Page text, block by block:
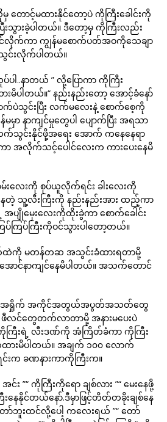
ောင့်မထားနိုင်တော့ပဲ ကိုကြီးခေါင်းကို
သွားခဲ့ပါတယ်။ ဒီတော့မှ ကိုကြီးလည်း
င်လိုက်ကာ ကျွန်မစောက်ပတ်အဝကိုသေချာ
စသွင်းလိုက်ပါတယ်။
ပါ..နာတယ် ” လို့ပြောကာ ကိုကြီး
မိပါတယ်။“ နည်းနည်းတော့ အောင့်ခံနော်
ပဲသွင်းပြီး လက်မလေးနဲ့ စောက်စေ့ကို
ာ နာကျင်မှုတွေပါ ပျောက်ပြီး အရသာ
သွင်းနိုင်ဖို့အရေး အောက် ကနေနေရာ
ာ အလိုက်သင့်ပေါင်လေးက ကားပေးနေမိ
လေးကို စုပ်ယူလိုက်ရင်း ခါးလေးကို
တဲ့ သူ့လီးကြီးကို နည်းနည်းအား ထည့်ကာ
ျိုမှေးလေးကိုထိုးခွဲကာ စောက်ခေါင်း
ကြပ်ကြီးကိုဝင်သွားပါတော့တယ်။
ထဲကို မတန်တဆ အသွင်းခံထားရတာမို့
င်နာကျင်နေမိပါတယ်။ အသက်တောင်
မ်းအရှိုက် အကိုင်အတွယ်အပွတ်အသတ်တွေ
ဖီလင်တွေတက်လာတာမို့ အနားမပေးပဲ
ြီးရဲ့ လီးဒဏ်ကို အံကြိတ်ခံကာ ကိုကြီး
ားမိပါတယ်။ အချက် ၁၀၀ လောက်
းက ခဏနားကာကိုကြီးက။
င်း ”“ ကိုကြီးကိုရော ချစ်လား ”“ မေးနေဖို့
နိုင်တယ်နော်.ဒီမှာဖြင့်တိတ်တခိုးချစ်နေ
ာ်ဘူးထင်လို့ပေါ့ ကလေးရယ် ”“ တော်